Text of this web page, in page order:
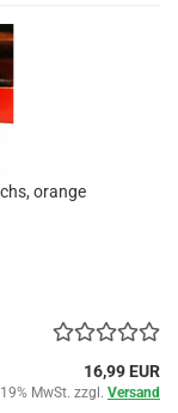
orange
16,99 EUR
MwSt. zzgl. Versand